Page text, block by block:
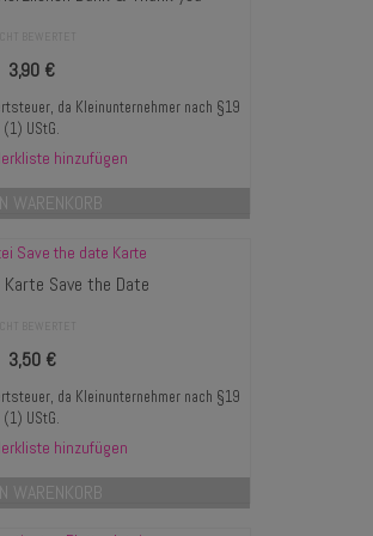
3,90 €
da Kleinunternehmer nach §19
(1) UStG.
hinzufügen
WARENKORB
Save the Date
3,50 €
da Kleinunternehmer nach §19
(1) UStG.
hinzufügen
WARENKORB